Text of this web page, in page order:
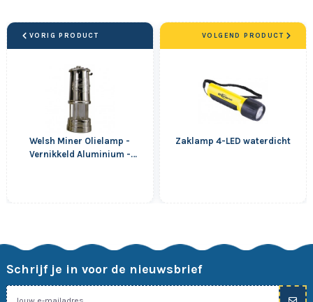
VORIG PRODUCT
Welsh Miner Olielamp -
Vernikkeld Aluminium -
Zaklamp 4-LED waterdicht
VOLGEND PRODUCT
Schrijf je in voor de nieuwsbrief